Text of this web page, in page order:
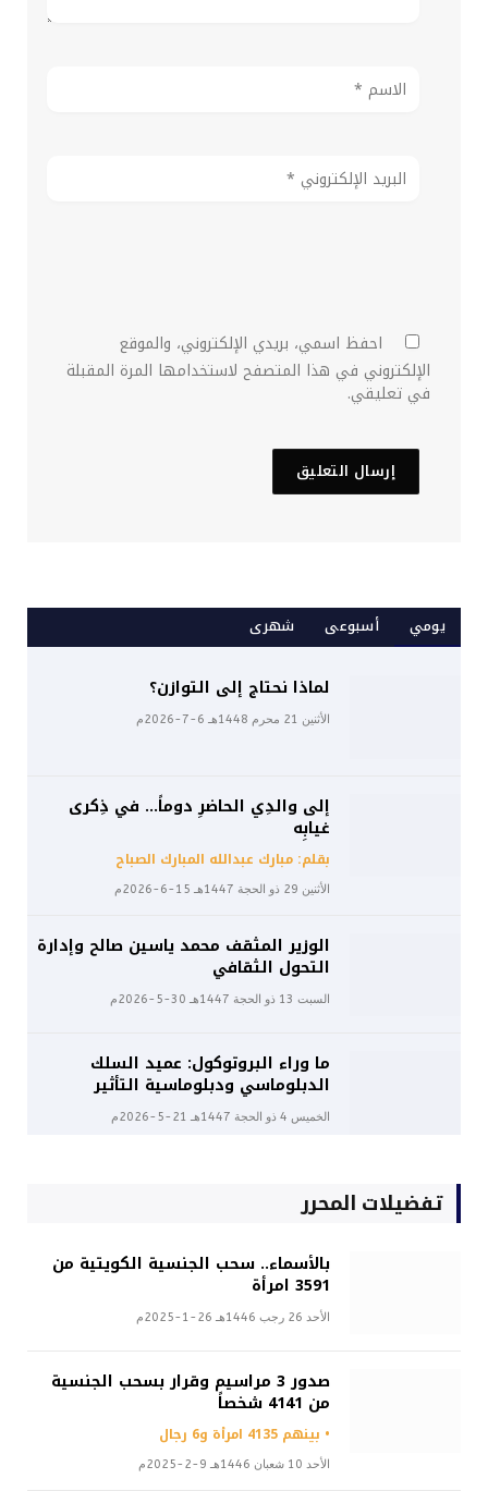
احفظ اسمي، بريدي الإلكتروني، والموقع
الإلكتروني في هذا المتصفح لاستخدامها المرة المقبلة
في تعليقي.
يومي أسبوعى شهرى
لماذا نحتاج إلى التوازن؟
الأثنين 21 محرم 1448هـ 6-7-2026م
إلى والدِي الحاضرِ دوماً… في ذِكرى
غيابِه
بقلم: مبارك عبدالله المبارك الصباح
الأثنين 29 ذو الحجة 1447هـ 15-6-2026م
الوزير المثقف محمد ياسين صالح وإدارة
التحول الثقافي
السبت 13 ذو الحجة 1447هـ 30-5-2026م
ما وراء البروتوكول: عميد السلك
الدبلوماسي ودبلوماسية التأثير
الخميس 4 ذو الحجة 1447هـ 21-5-2026م
تفضيلات المحرر
بالأسماء.. سحب الجنسية الكويتية من
3591 امرأة
الأحد 26 رجب 1446هـ 26-1-2025م
صدور 3 مراسيم وقرار بسحب الجنسية
من 4141 شخصاً
• بينهم 4135 امرأة و6 رجال
الأحد 10 شعبان 1446هـ 9-2-2025م